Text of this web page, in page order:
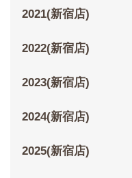
2021(新宿店)
2022(新宿店)
2023(新宿店)
2024(新宿店)
2025(新宿店)